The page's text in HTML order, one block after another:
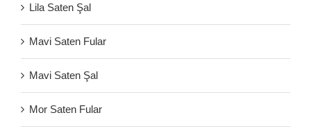
Lila Saten Şal
Mavi Saten Fular
Mavi Saten Şal
Mor Saten Fular